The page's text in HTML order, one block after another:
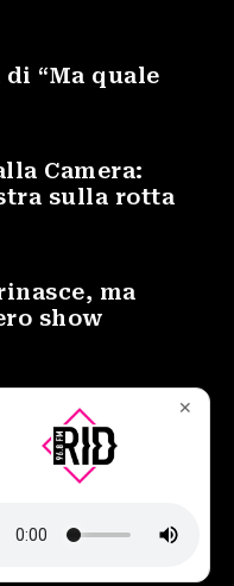
di “Ma quale
Camera:
sulla rotta
ma
show
Vittorio Amedeo II, 21 -
Fiscale 97883690014
al Tribunale di Torino n°
RG n. 16073/2019
✕